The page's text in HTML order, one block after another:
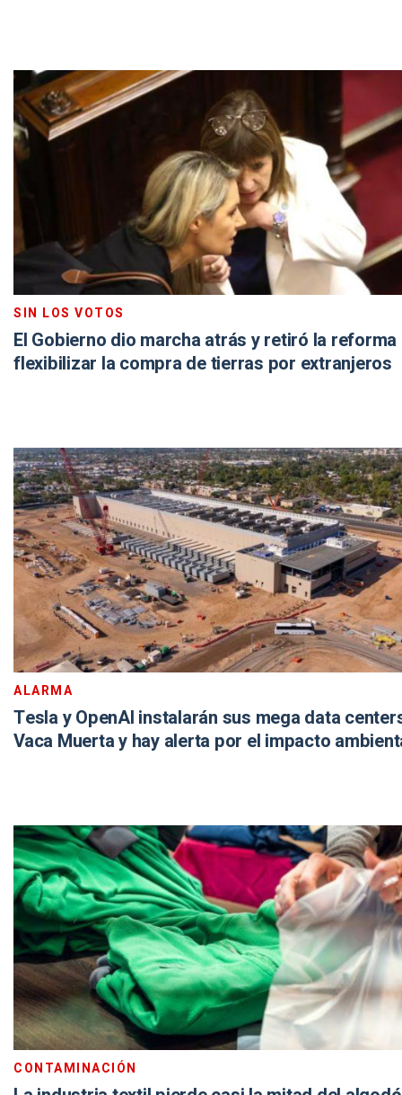
SIN LOS VOTOS
El Gobierno dio marcha atrás y retiró la reforma
flexibilizar la compra de tierras por extranjeros
ALARMA
Tesla y OpenAI instalarán sus mega data
Vaca Muerta y hay alerta por el impacto
CONTAMINACIÓN